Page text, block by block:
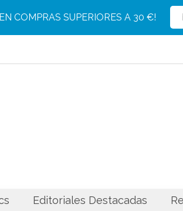
COMPRAS SUPERIORES A 30 €!
Editoriales Destacadas